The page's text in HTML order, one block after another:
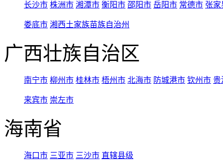
长沙市 株洲市 湘潭市 衡阳市 邵阳市 岳阳市 常德市 张家
娄底市 湘西土家族苗族自治州
广西壮族自治区
南宁市 柳州市 桂林市 梧州市 北海市 防城港市 钦州市 贵
来宾市 崇左市
海南省
海口市 三亚市 三沙市 直辖县级